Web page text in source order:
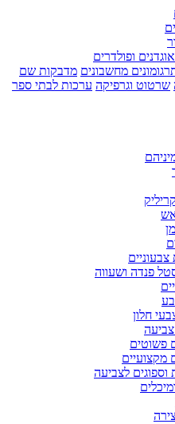
ופולדרים
מחשבונים מדבקות שם
שרטוט וגרפיקה ערכות לבתי ספר
צבעוניים
פנדה ושעווה
חלון
צביעה
פשוטים
מקצועיים
לצביעה